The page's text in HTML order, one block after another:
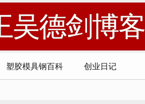
吴德剑博客
塑胶模具钢百科 创业日记